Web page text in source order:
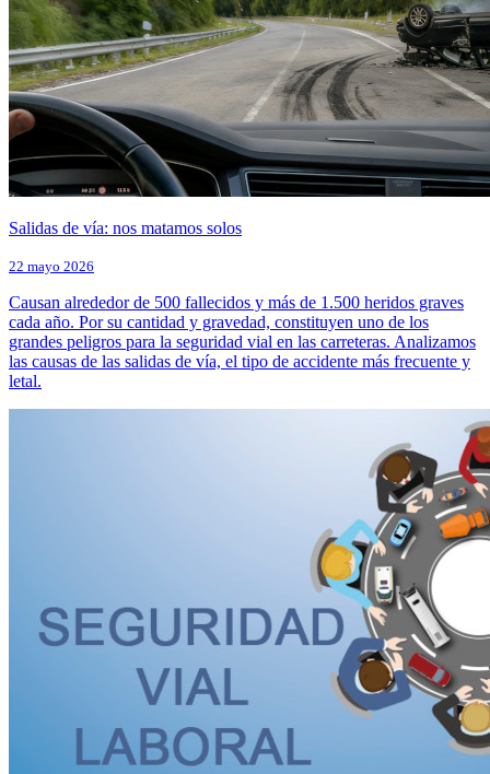
Salidas de vía: nos matamos solos
22 mayo 2026
Causan alrededor de 500 fallecidos y más de 1.500 heridos graves
cada año. Por su cantidad y gravedad, constituyen uno de los
grandes peligros para la seguridad vial en las carreteras. Analizamos
las causas de las salidas de vía, el tipo de accidente más frecuente y
letal.